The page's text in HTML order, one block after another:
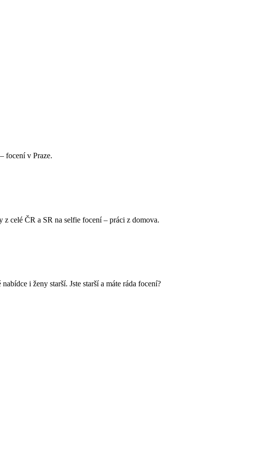
focení v Praze.
z celé ČR a SR na selfie focení – práci z domova.
i ženy starší. Jste starší a máte ráda focení?